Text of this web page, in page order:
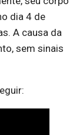
dia 4 de
A causa da
sem sinais